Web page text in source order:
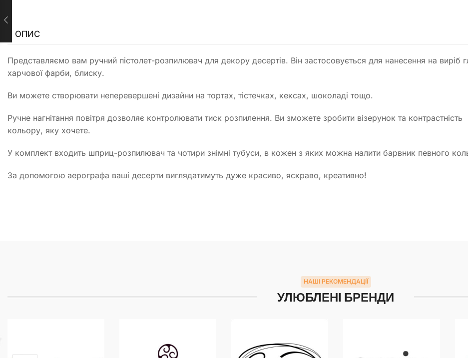
ОПИС
Представляємо вам ручний пістолет-розпилювач для декору десертів. Він застосовується для нанесення на виріб
харчової фарби, блиску.
Ви можете створювати неперевершені дизайни на тортах, тістечках, кексах, шоколаді тощо.
Ручне нагнітання повітря дозволяє контролювати тиск розпилення. Ви зможете зробити візерунок та контрастність
кольору, яку хочете.
У комплект входить шприц-розпилювач та чотири знімні тубуси, в кожен з яких можна налити барвник певного
За допомогою аерографа ваші десерти виглядатимуть дуже красиво, яскраво, креативно!
НАШІ РЕКОМЕНДАЦІЇ
УЛЮБЛЕНІ БРЕНДИ